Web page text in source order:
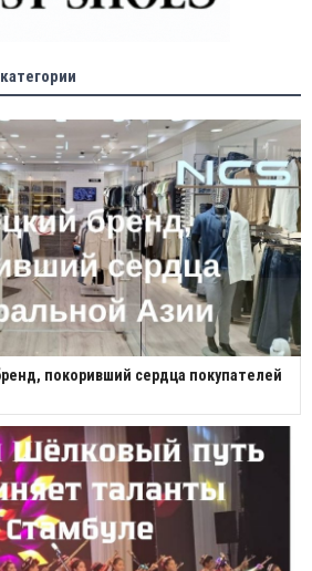
покоривший сердца покупателей